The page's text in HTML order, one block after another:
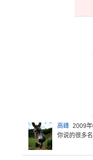
高峰 2009
你说的很多